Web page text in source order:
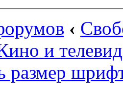
‹
и
размер